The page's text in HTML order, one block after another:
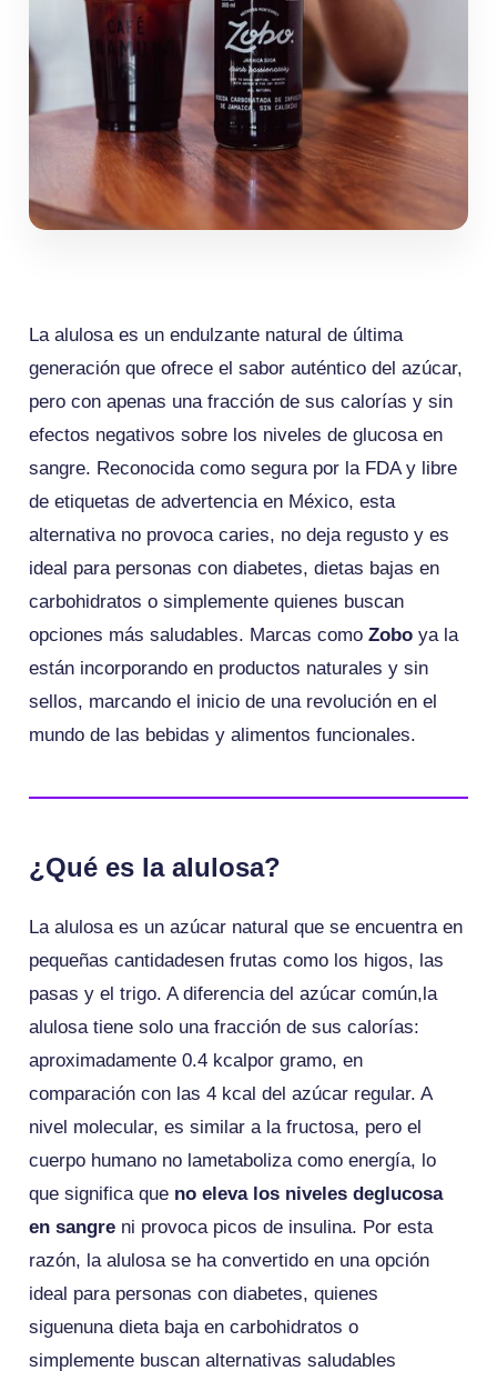
La alulosa es un endulzante natural de última
generación que ofrece el sabor auténtico del azúcar,
pero con apenas una fracción de sus calorías y sin
efectos negativos sobre los niveles de glucosa en
sangre. Reconocida como segura por la FDA y libre
de etiquetas de advertencia en México, esta
alternativa no provoca caries, no deja regusto y es
ideal para personas con diabetes, dietas bajas en
carbohidratos o simplemente quienes buscan
opciones más saludables. Marcas comoZobo ya la
están incorporando en productos naturales y sin
sellos, marcando el inicio de una revolución en el
mundo de las bebidas y alimentos funcionales.
¿Qué es la alulosa?
La alulosa es un azúcar natural que se encuentra en
pequeñas cantidadesen frutas como los higos, las
pasas y el trigo. A diferencia del azúcar común,la
alulosa tiene solo una fracción de sus calorías:
aproximadamente 0.4 kcalpor gramo, en
comparación con las 4 kcal del azúcar regular. A
nivel molecular, es similar a la fructosa, pero el
cuerpo humano no lametaboliza como energía, lo
que significa que no eleva los niveles deglucosa
en sangre ni provoca picos de insulina. Por esta
razón, la alulosa se ha convertido en una opción
ideal para personas con diabetes, quienes
siguenuna dieta baja en carbohidratos o
simplemente buscan alternativas saludables